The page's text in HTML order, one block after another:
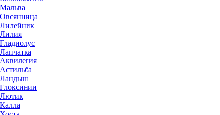
Мальва
Овсянница
Лилейник
Лилия
Гладиолус
Лапчатка
Аквилегия
Астильба
Ландыш
Глоксинии
Лютик
Калла